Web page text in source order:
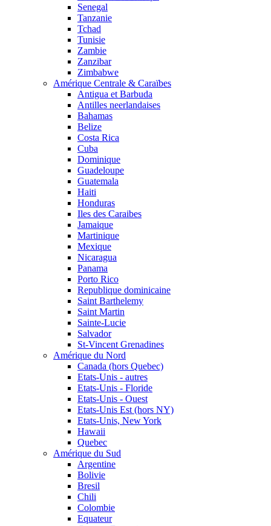
Senegal
Tanzanie
Tchad
Tunisie
Zambie
Zanzibar
Zimbabwe
Amérique Centrale & Caraïbes
Antigua et Barbuda
Antilles neerlandaises
Bahamas
Belize
Costa Rica
Cuba
Dominique
Guadeloupe
Guatemala
Haiti
Honduras
Iles des Caraibes
Jamaique
Martinique
Mexique
Nicaragua
Panama
Porto Rico
Republique dominicaine
Saint Barthelemy
Saint Martin
Sainte-Lucie
Salvador
St-Vincent Grenadines
Amérique du Nord
Canada (hors Quebec)
Etats-Unis - autres
Etats-Unis - Floride
Etats-Unis - Ouest
Etats-Unis Est (hors NY)
Etats-Unis, New York
Hawaii
Quebec
Amérique du Sud
Argentine
Bolivie
Bresil
Chili
Colombie
Equateur